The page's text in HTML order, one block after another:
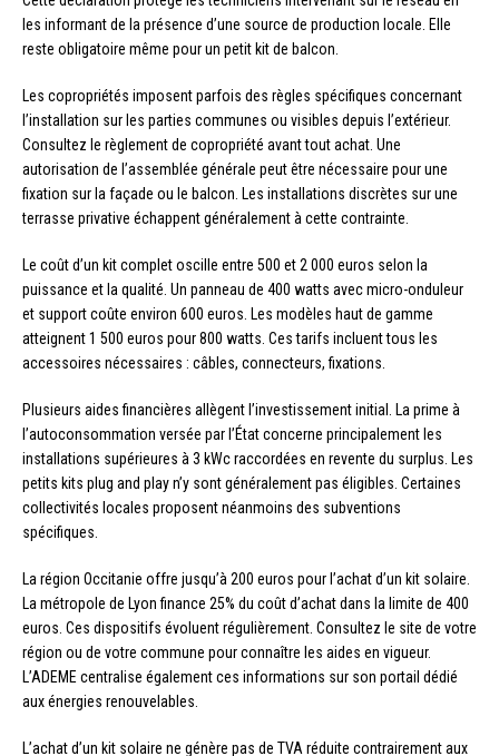
les informant de la présence d’une source de production locale. Elle
reste obligatoire même pour un petit kit de balcon.
Les copropriétés imposent parfois des règles spécifiques concernant
l’installation sur les parties communes ou visibles depuis l’extérieur.
Consultez le règlement de copropriété avant tout achat. Une
autorisation de l’assemblée générale peut être nécessaire pour une
fixation sur la façade ou le balcon. Les installations discrètes sur une
terrasse privative échappent généralement à cette contrainte.
Le coût d’un kit complet oscille entre 500 et 2 000 euros selon la
puissance et la qualité. Un panneau de 400 watts avec micro-onduleur
et support coûte environ 600 euros. Les modèles haut de gamme
atteignent 1 500 euros pour 800 watts. Ces tarifs incluent tous les
accessoires nécessaires : câbles, connecteurs, fixations.
Plusieurs aides financières allègent l’investissement initial. La prime à
l’autoconsommation versée par l’État concerne principalement les
installations supérieures à 3 kWc raccordées en revente du surplus. Les
petits kits plug and play n’y sont généralement pas éligibles. Certaines
collectivités locales proposent néanmoins des subventions
spécifiques.
La région Occitanie offre jusqu’à 200 euros pour l’achat d’un kit solaire.
La métropole de Lyon finance 25% du coût d’achat dans la limite de 400
euros. Ces dispositifs évoluent régulièrement. Consultez le site de votre
région ou de votre commune pour connaître les aides en vigueur.
L’ADEME centralise également ces informations sur son portail dédié
aux énergies renouvelables.
L’achat d’un kit solaire ne génère pas de TVA réduite contrairement aux